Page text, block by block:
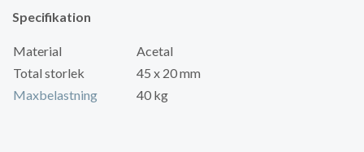
Specifikation
Material
Acetal
Total storlek
45 x 20 mm
Maxbelastning
40 kg